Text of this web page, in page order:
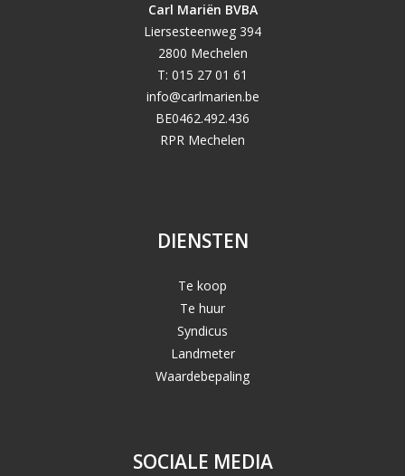
Carl Mariën BVBA
Liersesteenweg 394
2800 Mechelen
T: 015 27 01 61
info@carlmarien.be
BE0462.492.436
RPR Mechelen
DIENSTEN
Te koop
Te huur
Syndicus
Landmeter
Waardebepaling
SOCIALE MEDIA